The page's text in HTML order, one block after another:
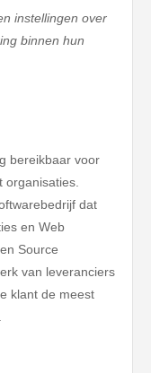
instellingen over
binnen hun
bereikbaar voor
dat
en Web
Source
van leveranciers
klant de meest